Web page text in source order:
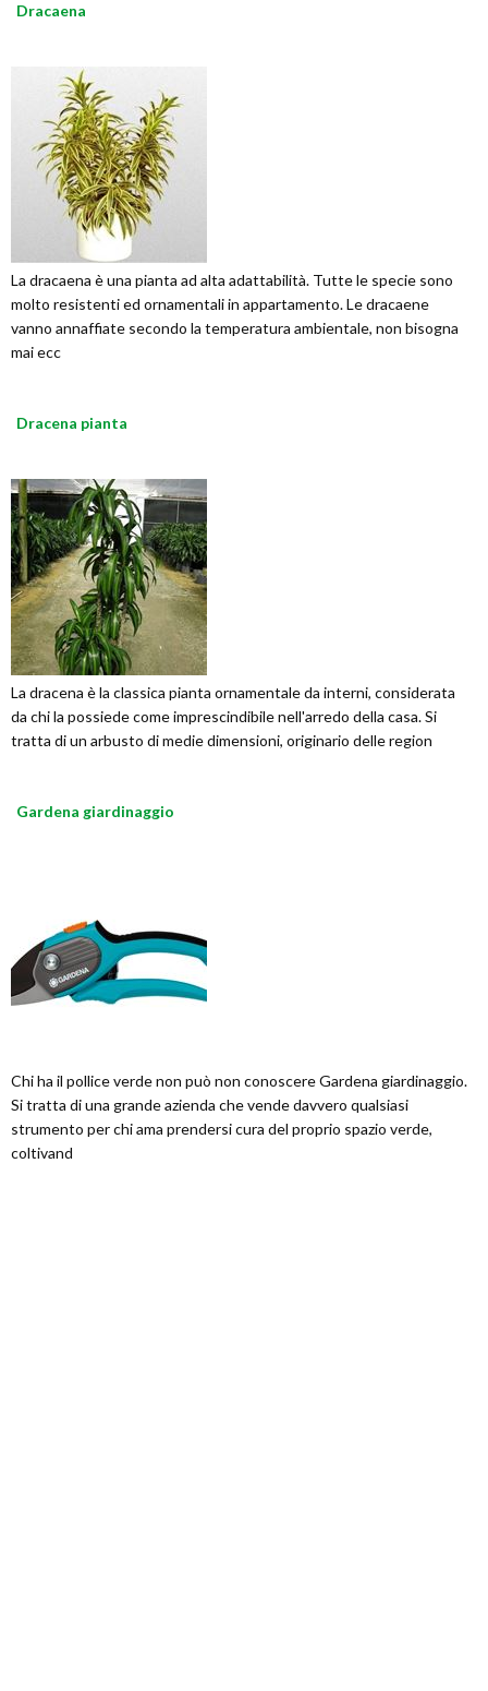
Dracaena
La dracaena è una pianta ad alta adattabilità. Tutte le specie sono
molto resistenti ed ornamentali in appartamento. Le dracaene
vanno annaffiate secondo la temperatura ambientale, non bisogna
mai ecc
Dracena pianta
La dracena è la classica pianta ornamentale da interni, considerata
da chi la possiede come imprescindibile nell'arredo della casa. Si
tratta di un arbusto di medie dimensioni, originario delle region
Gardena giardinaggio
Chi ha il pollice verde non può non conoscere Gardena giardinaggio.
Si tratta di una grande azienda che vende davvero qualsiasi
strumento per chi ama prendersi cura del proprio spazio verde,
coltivand